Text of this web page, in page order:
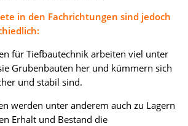
in den Fachrichtungen sind jedoch
für Tiefbautechnik arbeiten viel unter
Grubenbauten her und kümmern sich
und stabil sind.
werden unter anderem auch zu Lagern
Erhalt und Bestand die